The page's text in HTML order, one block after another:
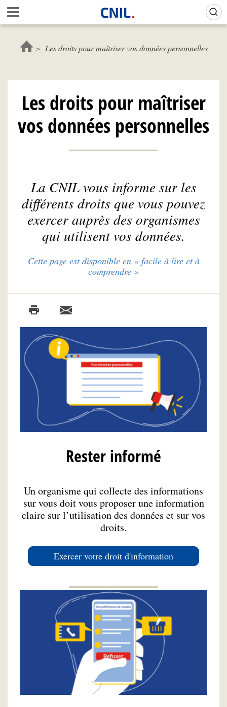
Aller
au
contenu
principal
c
e
l
C
N
I
L
Les droits pour maîtriser vos données personnelles
Les droits pour maîtriser
vos données personnelles
La CNIL vous informe sur les
différents droits que vous pouvez
exercer auprès des organismes
qui utilisent vos données.
Cette page est disponible en « facile à lire et à
comprendre »
Rester informé
Un organisme qui collecte des informations
sur vous doit vous proposer une information
claire sur l’utilisation des données et sur vos
droits.
Exercer votre droit d'information
Gestion de vos préférences sur les cookies (témoins de connexion)